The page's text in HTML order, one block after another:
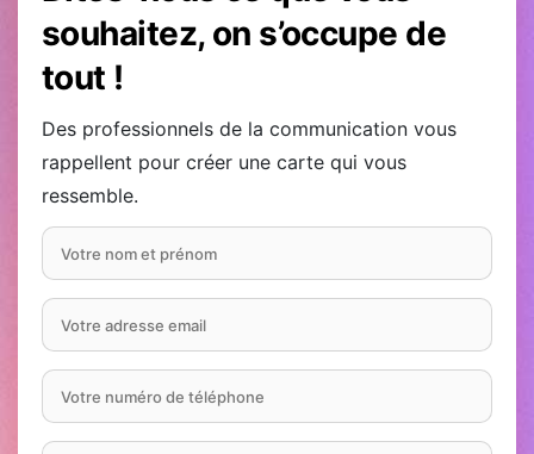
souhaitez, on s’occupe de
tout !
Des professionnels de la communication vous
rappellent pour créer une carte qui vous
ressemble.